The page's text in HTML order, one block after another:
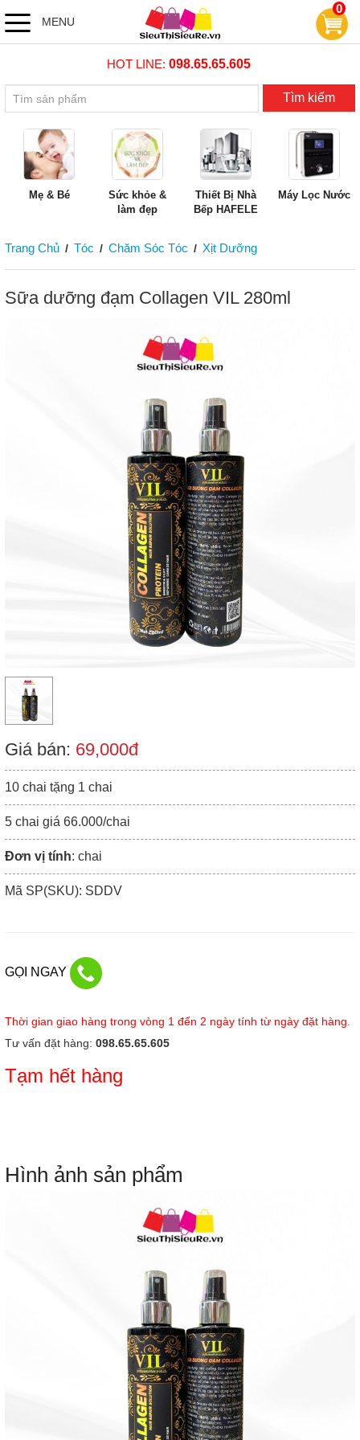
MENU
0
HOT LINE: 098.65.65.605
Tìm kiếm
Mẹ & Bé
Sức khỏe &
làm đẹp
Thiết Bị Nhà
Bếp HAFELE
Máy Lọc Nước
Trang Chủ / Tóc / Chăm Sóc Tóc / Xịt Dưỡng
Sữa dưỡng đạm Collagen VIL 280ml
Giá bán: 69,000đ
10 chai tặng 1 chai
5 chai giá 66.000/chai
Đơn vị tính: chai
Mã SP(SKU): SDDV
GỌI NGAY
Thời gian giao hàng trong vòng 1 đến 2 ngày tính từ ngày đặt hàng.
Tư vấn đặt hàng: 098.65.65.605
Tạm hết hàng
Hình ảnh sản phẩm